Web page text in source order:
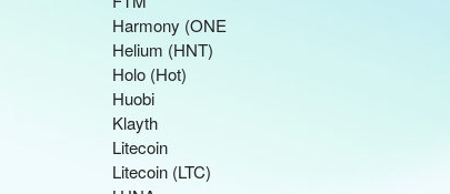
Harmony (ONE
Helium (HNT)
Holo (Hot)
Huobi
Klayth
Litecoin
Litecoin (LTC)